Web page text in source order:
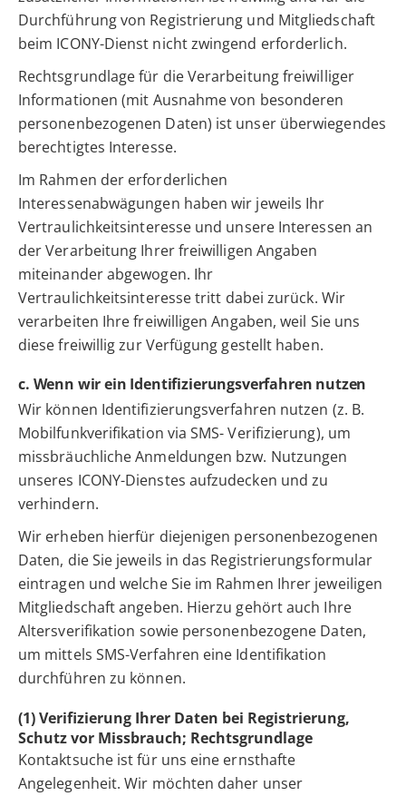
Durchführung von Registrierung und Mitgliedschaft
beim ICONY-Dienst nicht zwingend erforderlich.
Rechtsgrundlage für die Verarbeitung freiwilliger
Informationen (mit Ausnahme von besonderen
personenbezogenen Daten) ist unser überwiegendes
berechtigtes Interesse.
Im Rahmen der erforderlichen
Interessenabwägungen haben wir jeweils Ihr
Vertraulichkeitsinteresse und unsere Interessen an
der Verarbeitung Ihrer freiwilligen Angaben
miteinander abgewogen. Ihr
Vertraulichkeitsinteresse tritt dabei zurück. Wir
verarbeiten Ihre freiwilligen Angaben, weil Sie uns
diese freiwillig zur Verfügung gestellt haben.
c. Wenn wir ein Identifizierungsverfahren nutzen
Wir können Identifizierungsverfahren nutzen (z. B.
Mobilfunkverifikation via SMS- Verifizierung), um
missbräuchliche Anmeldungen bzw. Nutzungen
unseres ICONY-Dienstes aufzudecken und zu
verhindern.
Wir erheben hierfür diejenigen personenbezogenen
Daten, die Sie jeweils in das Registrierungsformular
eintragen und welche Sie im Rahmen Ihrer jeweiligen
Mitgliedschaft angeben. Hierzu gehört auch Ihre
Altersverifikation sowie personenbezogene Daten,
um mittels SMS-Verfahren eine Identifikation
durchführen zu können.
(1) Verifizierung Ihrer Daten bei Registrierung,
Schutz vor Missbrauch; Rechtsgrundlage
Kontaktsuche ist für uns eine ernsthafte
Angelegenheit. Wir möchten daher unser